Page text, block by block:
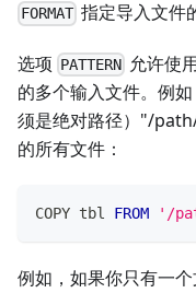
FORMAT 指定导入文件
选项 PATTERN 允许使
的多个输入文件。例
须是绝对路径）"/
的所有文件：
COPY tbl FROM '/
例如，如果你只有一